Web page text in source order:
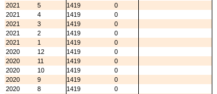
2021
5 1419
0
2021
4 1419
0
2021
3 1419
0
2021
2 1419
0
2021
1 1419
0
2020
12 1419
0
2020
11 1419
0
2020
10 1419
0
2020
9 1419
0
2020
8 1419
0